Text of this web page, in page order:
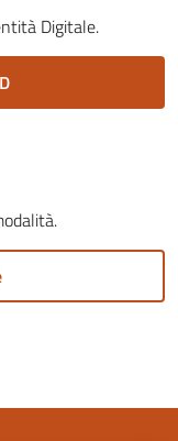
Digitale.